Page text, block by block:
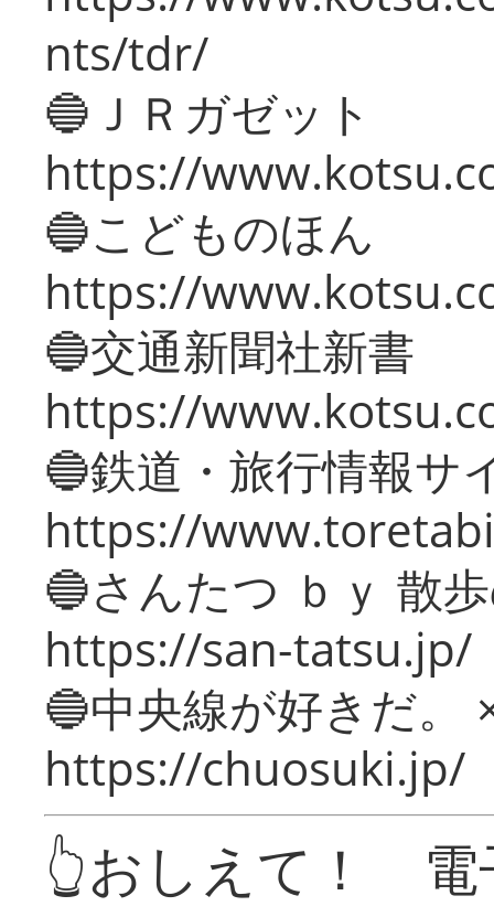
nts/tdr/
🔵ＪＲガゼット
https://
🔵こどものほん
https://
🔵交通新聞社新書
https://
🔵鉄道・旅行情報サ
https://
🔵さんたつ ｂｙ 散
https://san-tatsu.jp/
🔵中央線が好きだ。
https://chuosuki.jp/
👆おしえて！ 電